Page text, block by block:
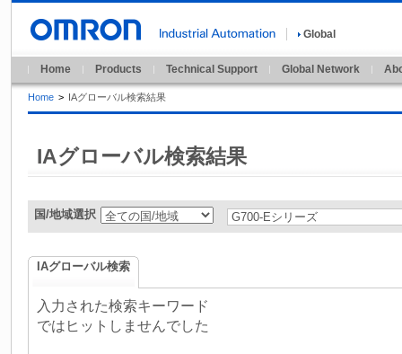
Global
Home Products Technical Support Global Network
Home > IAグローバル検索結果
IAグローバル検索結果
国/地域選択
IAグローバル検索
入力された検索キーワード
ではヒットしませんでした